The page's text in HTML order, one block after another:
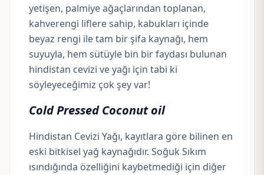
yetişen, palmiye ağaçlarından toplanan,
kahverengi liflere sahip, kabukları içinde
beyaz rengi ile tam bir şifa kaynağı, hem
suyuyla, hem sütüyle bin bir faydası bulunan
hindistan cevizi ve yağı için tabi ki
söyleyeceğimiz çok şey var!
Cold Pressed Coconut oil
Hindistan Cevizi Yağı, kayıtlara göre bilinen en
eski bitkisel yağ kaynağıdır. Soğuk Sıkım
ısındığında özelliğini kaybetmediği için diğer